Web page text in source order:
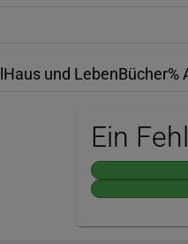
Haus und LebenBücher%
Ein